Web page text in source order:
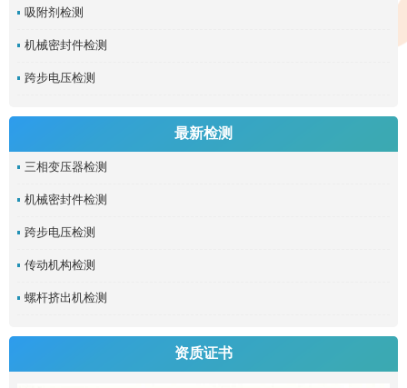
吸附剂检测
机械密封件检测
跨步电压检测
最新检测
三相变压器检测
机械密封件检测
跨步电压检测
传动机构检测
螺杆挤出机检测
资质证书